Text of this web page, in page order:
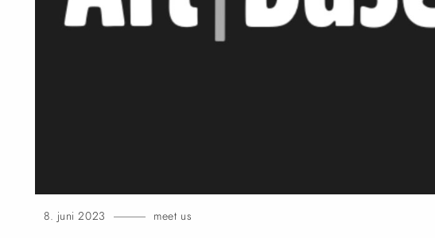
8. juni 2023 meet us